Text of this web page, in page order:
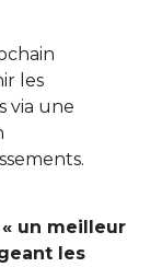
les
via une
« un meilleur
les